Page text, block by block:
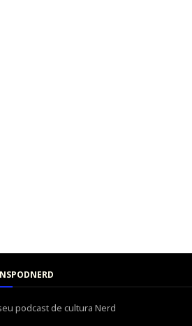
podcast de cultura Nerd